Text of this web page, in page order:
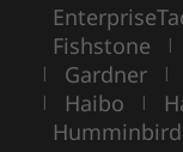
Fishstone |
| Gardner |
| Haibo |
Humminbird